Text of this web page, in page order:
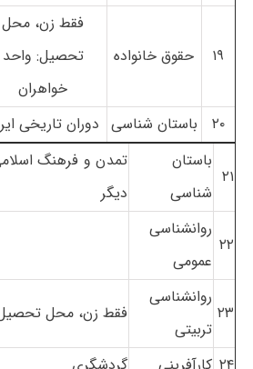
۱۹ حقوق خانواده
فقط زن، محل
تحصیل: واحد
خواهران
۲۰
باستان شناسی دوران تاریخی
۲۱
باستان
شناسی
تمدن و فرهنگ
دیگر
۲۲
روانشناسی
عمومی
۲۳
روانشناسی
تربیتی
فقط زن، محل